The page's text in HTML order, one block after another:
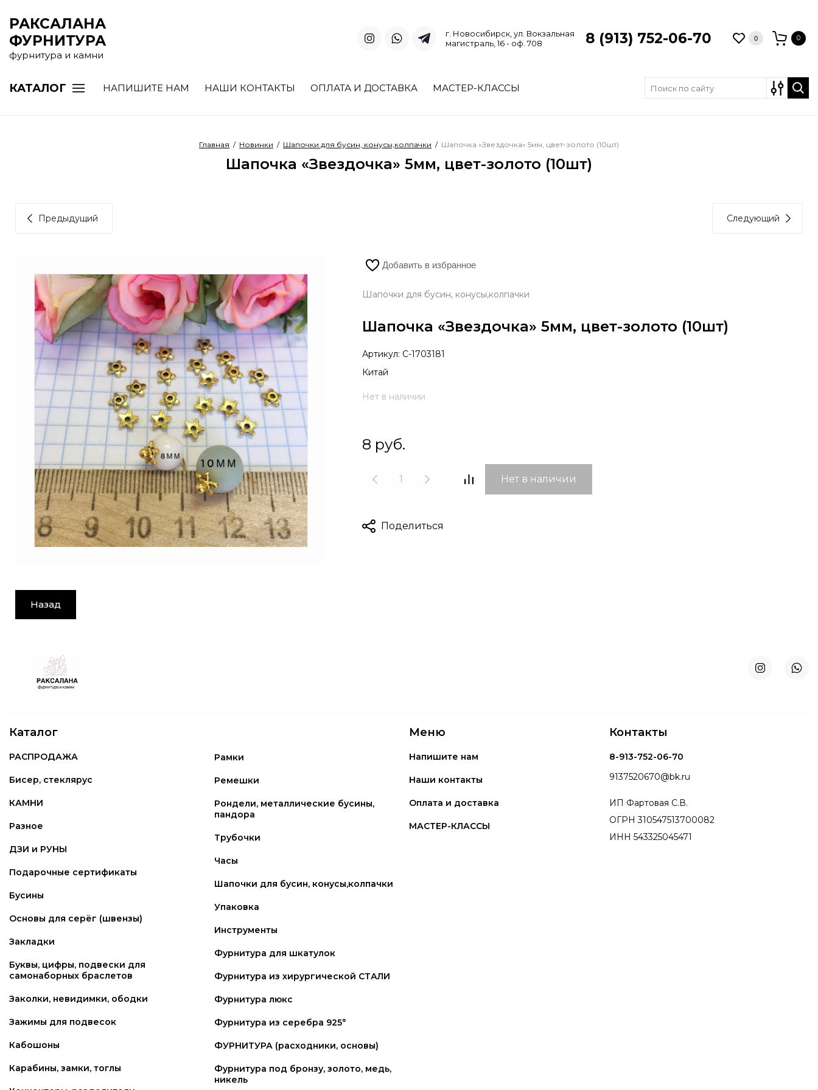
РАКСАЛАНА
ФУРНИТУРА
фурнитура и камни
г. Новосибирск, ул. Вокзальная
магистраль, 16 - оф. 708
8 (913) 752-06-70 0 0
КАТАЛОГ НАПИШИТЕ НАМ НАШИ КОНТАКТЫ ОПЛАТА И ДОСТАВКА МАСТЕР-КЛАССЫ
Главная / Новинки / Шапочки для бусин, конусы,колпачки / Шапочка «Звездочка» 5мм, цвет-золото (10шт)
Шапочка «Звездочка» 5мм, цвет-золото (10шт)
Предыдущий Следующий
Добавить в избранное
Шапочки для бусин, конусы,колпачки
Шапочка «Звездочка» 5мм, цвет-золото (10шт)
Артикул: С-1703181
Китай
Нет в наличии
8 руб.
Нет в наличии
Поделиться
Назад
Каталог
РАСПРОДАЖА
Бисер, стеклярус
КАМНИ
Разное
ДЗИ и РУНЫ
Подарочные сертификаты
Бусины
Основы для серёг (швензы)
Закладки
Буквы, цифры, подвески для
самонаборных браслетов
Заколки, невидимки, ободки
Зажимы для подвесок
Кабошоны
Карабины, замки, тоглы
Рамки
Ремешки
Рондели, металлические бусины,
пандора
Трубочки
Часы
Шапочки для бусин, конусы,колпачки
Упаковка
Инструменты
Фурнитура для шкатулок
Фурнитура из хирургической СТАЛИ
Фурнитура люкс
Фурнитура из серебра 925°
ФУРНИТУРА (расходники, основы)
Фурнитура под бронзу, золото, медь,
никель
Меню
Напишите нам
Наши контакты
Оплата и доставка
МАСТЕР-КЛАССЫ
Контакты
8-913-752-06-70
9137520670@bk.ru
ИП Фартовая С.В.
ОГРН 310547513700082
ИНН 543325045471